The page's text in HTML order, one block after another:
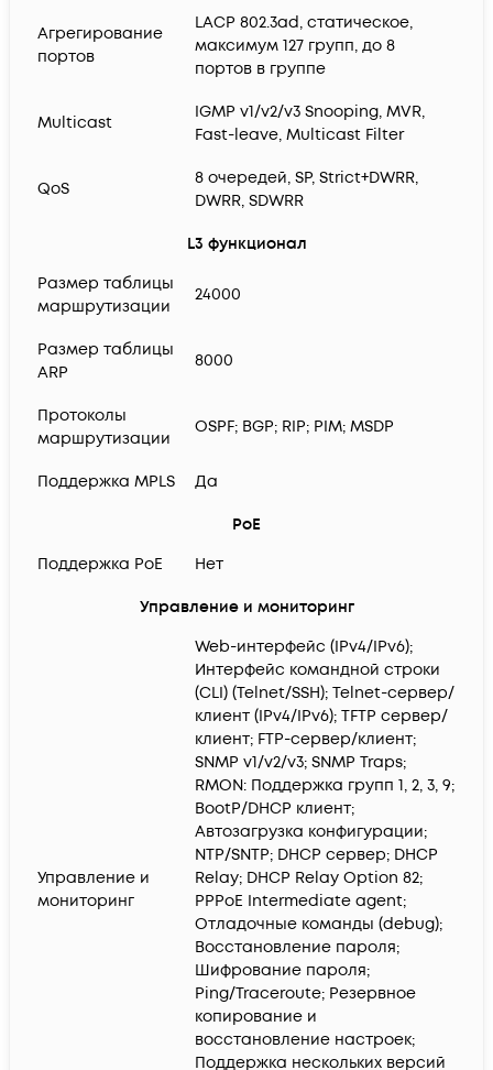
Агрегирование
портов
LACP 802.3ad, статическое,
максимум 127 групп, до 8
портов в группе
Multicast
IGMP v1/v2/v3 Snooping, MVR,
Fast-leave, Multicast Filter
QoS
8 очередей, SP, Strict+DWRR,
DWRR, SDWRR
L3 функционал
Размер таблицы
маршрутизации
24000
Размер таблицы
ARP
8000
Протоколы
маршрутизации
OSPF; BGP; RIP; PIM; MSDP
Поддержка MPLS Да
PoE
Поддержка PoE
Нет
Управление и мониторинг
Управление и
мониторинг
Web-интерфейс (IPv4/IPv6);
Интерфейс командной строки
(CLI) (Telnet/SSH); Telnet-сервер/
клиент (IPv4/IPv6); TFTP сервер/
клиент; FTP-сервер/клиент;
SNMP v1/v2/v3; SNMP Traps;
RMON: Поддержка групп 1, 2, 3, 9;
BootP/DHCP клиент;
Автозагрузка конфигурации;
NTP/SNTP; DHCP сервер; DHCP
Relay; DHCP Relay Option 82;
PPPoE Intermediate agent;
Отладочные команды (debug);
Восстановление пароля;
Шифрование пароля;
Ping/Traceroute; Резервное
копирование и
восстановление настроек;
Поддержка нескольких версий